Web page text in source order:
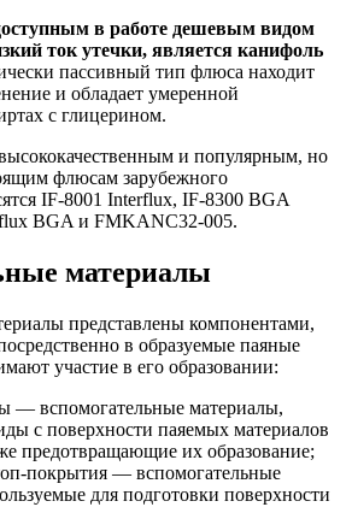
в работе дешевым видом
ток утечки, является канифоль
пассивный тип флюса находит
и обладает умеренной
с глицерином.
и популярным, но
флюсам зарубежного
IF-8001 Interflux, IF-8300 BGA
BGA и FMKANC32-005.
материалы
представлены компонентами,
в образуемые паяные
участие в его образовании:
— вспомогательные материалы,
с поверхности паяемых материалов
предотвращающие их образование;
покрытия — вспомогательные
для подготовки поверхности